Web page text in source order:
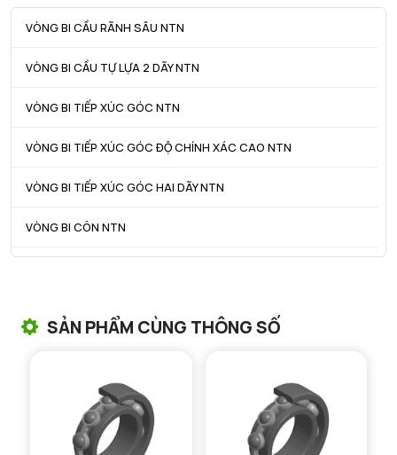
VÒNG BI CẦU RÃNH SÂU NTN
VÒNG BI CẦU TỰ LỰA 2 DÃY NTN
VÒNG BI TIẾP XÚC GÓC NTN
VÒNG BI TIẾP XÚC GÓC ĐỘ CHÍNH XÁC CAO NTN
VÒNG BI TIẾP XÚC GÓC HAI DÃY NTN
VÒNG BI CÔN NTN
VÒNG BI KIM NTN
VÒNG BI CHẶN TRỤC NTN
SẢN PHẨM CÙNG THÔNG SỐ